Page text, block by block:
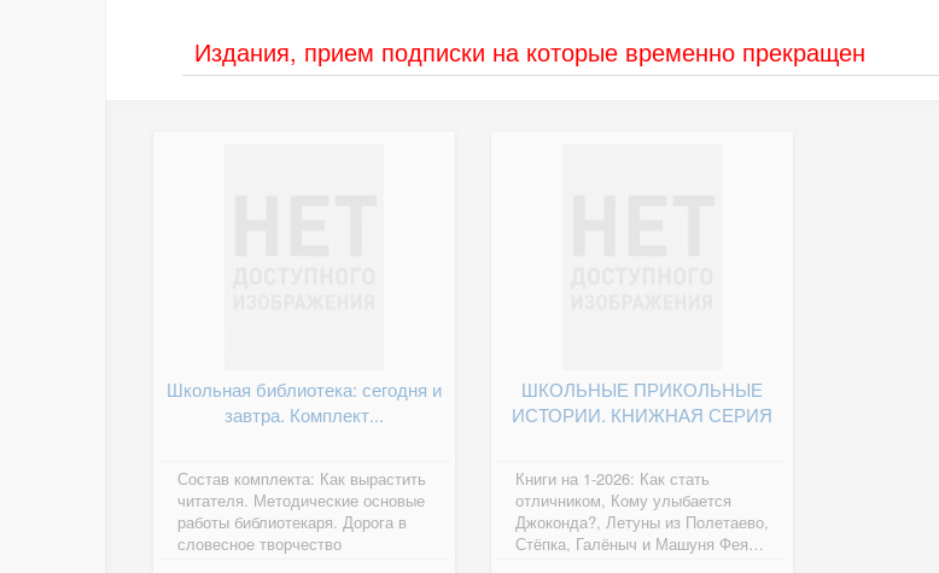
Издания, прием подписки на которые временно прекращен
Школьная библиотека: сегодня и
завтра. Комплект...
Состав комплекта: Как вырастить
читателя. Методические основые
работы библиотекаря. Дорога в
словесное творчество
ШКОЛЬНЫЕ ПРИКОЛЬНЫЕ
ИСТОРИИ. КНИЖНАЯ СЕРИЯ
Книги на 1-2026: Как стать
отличником, Кому улыбается
Джоконда?, Летуны из Полетаево,
Стёпка, Галёныч и Машуня Фея